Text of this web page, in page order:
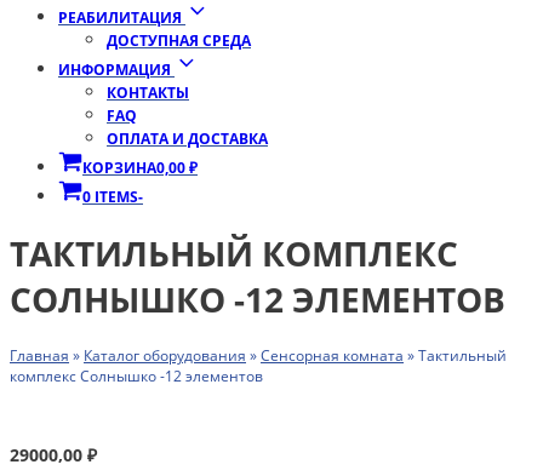
РЕАБИЛИТАЦИЯ
ДОСТУПНАЯ СРЕДА
ИНФОРМАЦИЯ
КОНТАКТЫ
FAQ
ОПЛАТА И ДОСТАВКА
КОРЗИНА0,00₽
0 ITEMS-
ТАКТИЛЬНЫЙ КОМПЛЕКС
СОЛНЫШКО -12 ЭЛЕМЕНТОВ
Главная » Каталог оборудования »Сенсорная комната »Тактильный
комплекс Солнышко -12 элементов
29000,00 ₽